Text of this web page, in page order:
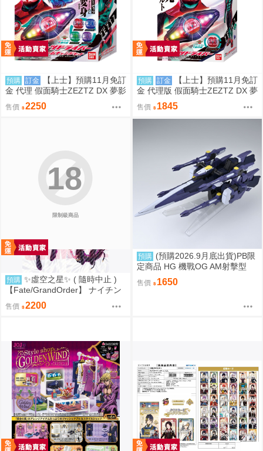
預購 訂金
【上士】預購11月免訂
金 代理 假面騎士ZEZTZ DX 夢影
寶珠 變身腰帶 最強變身套組 再
版 0817
售價 2250
預購 訂金
【上士】預購11月免訂
金 代理版 假面騎士ZEZTZ DX 夢
影寶珠 夢影變身器 變身腰帶 再
版 0817
售價 1845
限制級商品
18
預購 ✨虛空之星✨ ( 隨時中止 )
【Fate/GrandOrder】 ナイチン
ゲール ❤️南丁格爾❤️ 抱枕套 160
X50 CM 2WAYトリコット 材質
售價 2200
預購 (預購2026.9月底出貨)PB限
定商品 HG 機戰OG AM射擊型
售價 1650